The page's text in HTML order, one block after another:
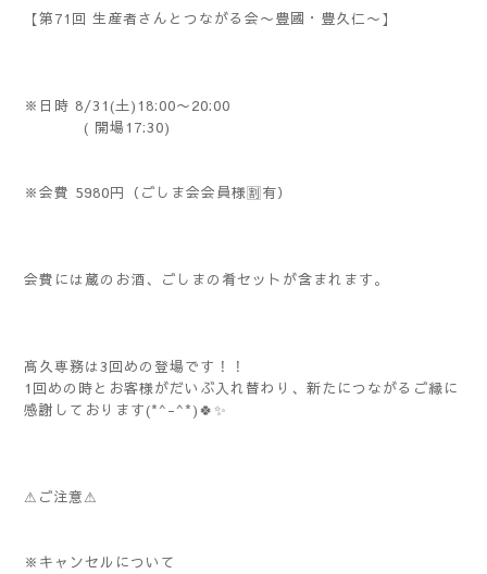
【第71回 生産者さんとつながる会〜豊國・豊久仁〜】
※日時 8/31(土)18:00〜20:00
( 開場17:30)
※会費 5980円（ごしま会会員様🈹有）
会費には蔵のお酒、ごしまの肴セットが含まれます。
髙久専務は3回めの登場です！！
1回めの時とお客様がだいぶ入れ替わり、新たにつながるご縁に
感謝しております(*^-^*)🍀✨️
⚠ご注意⚠
※キャンセルについて